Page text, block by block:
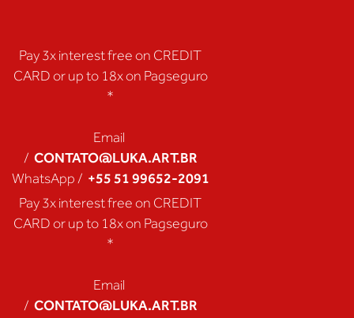
Pay 3x interest free on CREDIT
CARD or up to 18x on Pagseguro
*
Email
/ CONTATO@LUKA.ART.BR
WhatsApp / +55 51 99652-2091
Pay 3x interest free on CREDIT
CARD or up to 18x on Pagseguro
*
Email
/ CONTATO@LUKA.ART.BR